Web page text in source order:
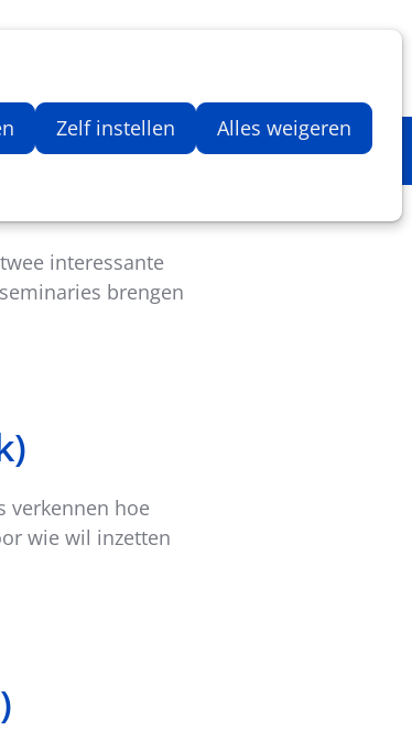
Zelf instellen Alles weigeren
Aantal artikelen in
interessante
brengen
verkennen hoe
wie wil inzetten